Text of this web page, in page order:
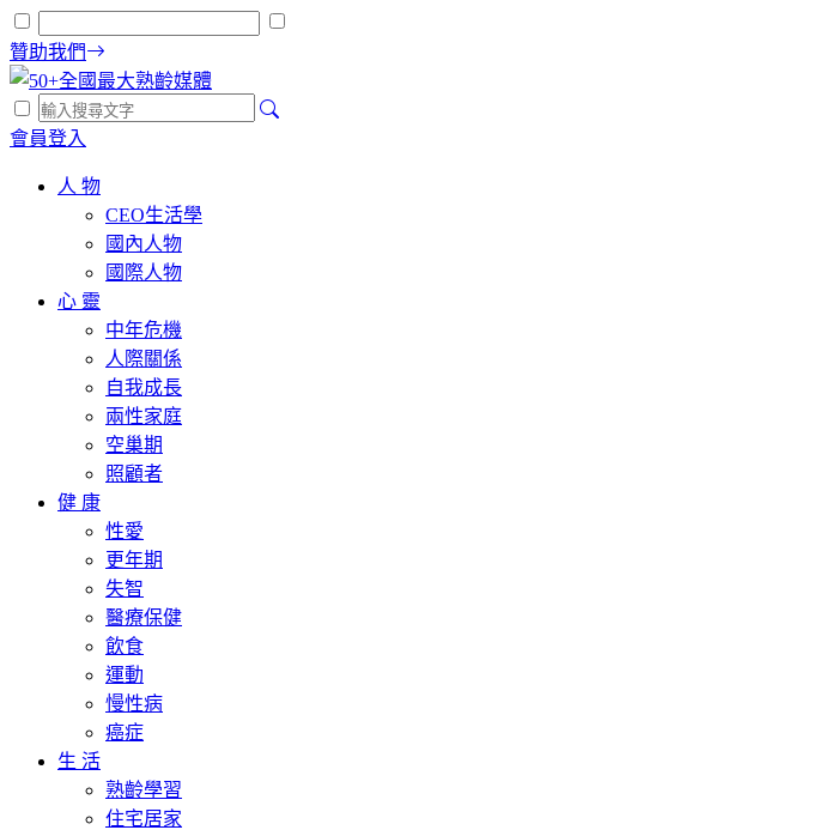
贊助我們
會員登入
人 物
CEO生活學
國內人物
國際人物
心 靈
中年危機
人際關係
自我成長
兩性家庭
空巢期
照顧者
健 康
性愛
更年期
失智
醫療保健
飲食
運動
慢性病
癌症
生 活
熟齡學習
住宅居家